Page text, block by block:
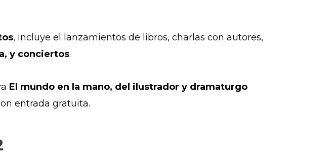
, incluye el lanzamientos de libros, charlas con autores,
y conciertos.
El mundo en la mano, del ilustrador y dramaturgo
entrada gratuita.